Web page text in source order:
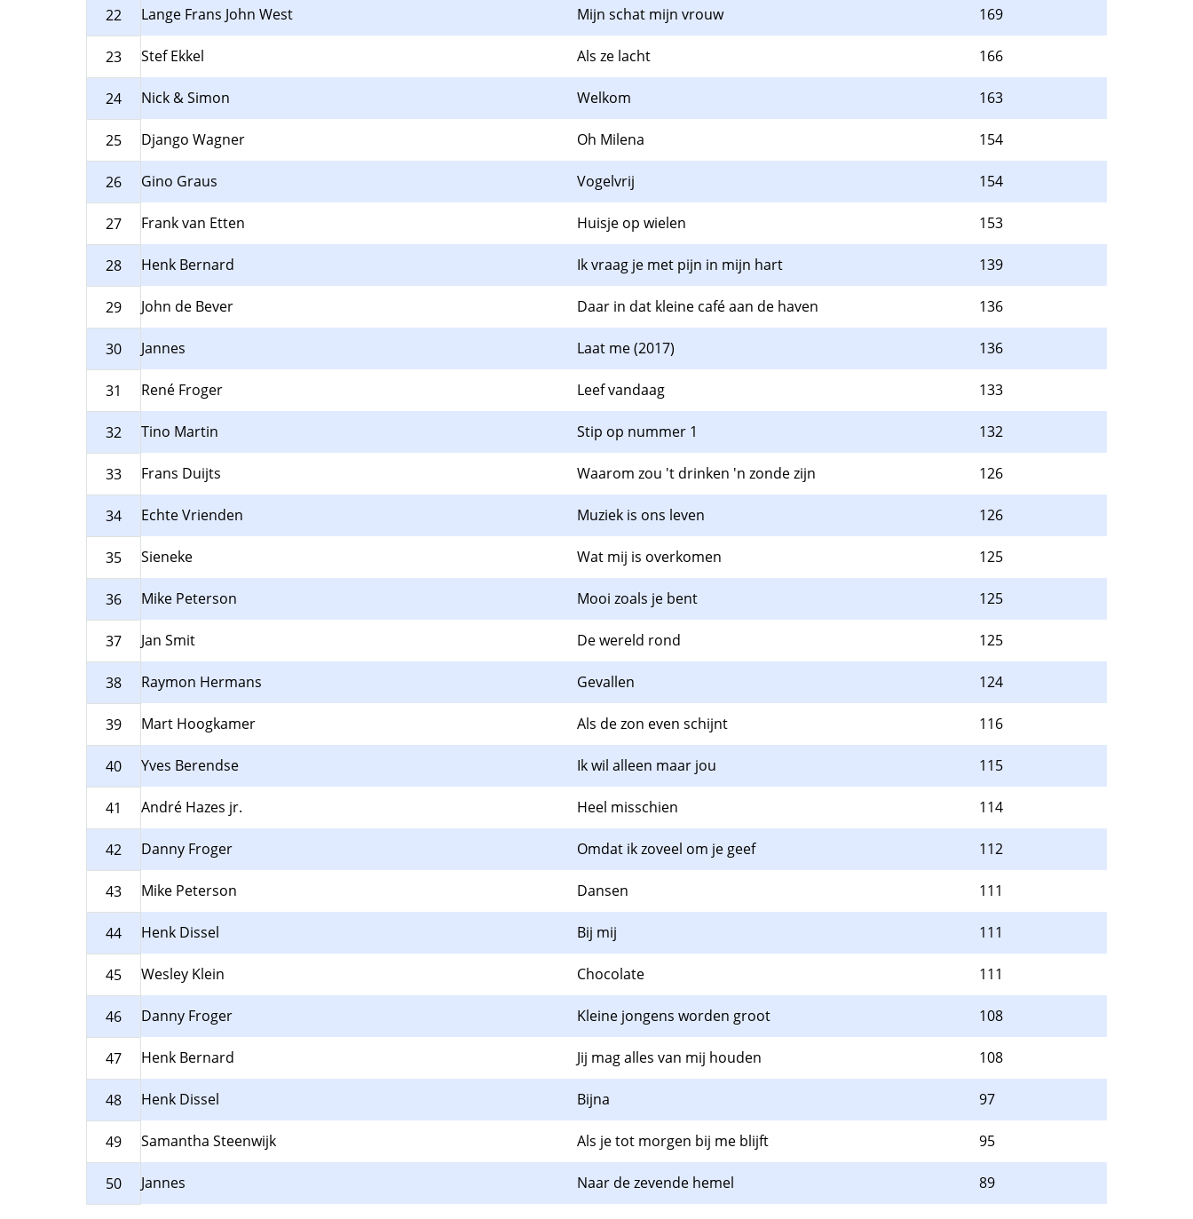
22 Lange Frans John West Mijn schat mijn vrouw 169
23 Stef Ekkel Als ze lacht 166
24 Nick & Simon Welkom 163
25 Django Wagner Oh Milena 154
26 Gino Graus Vogelvrij 154
27 Frank van Etten Huisje op wielen 153
28 Henk Bernard Ik vraag je met pijn in mijn hart 139
29 John de Bever Daar in dat kleine café aan de haven 136
30 Jannes Laat me (2017) 136
31 René Froger Leef vandaag 133
32 Tino Martin Stip op nummer 1 132
33 Frans Duijts Waarom zou 't drinken 'n zonde zijn 126
34 Echte Vrienden Muziek is ons leven 126
35 Sieneke Wat mij is overkomen 125
36 Mike Peterson Mooi zoals je bent 125
37 Jan Smit De wereld rond 125
38 Raymon Hermans Gevallen 124
39 Mart Hoogkamer Als de zon even schijnt 116
40 Yves Berendse Ik wil alleen maar jou 115
41 André Hazes jr. Heel misschien 114
42 Danny Froger Omdat ik zoveel om je geef 112
43 Mike Peterson Dansen 111
44 Henk Dissel Bij mij 111
45 Wesley Klein Chocolate 111
46 Danny Froger Kleine jongens worden groot 108
47 Henk Bernard Jij mag alles van mij houden 108
48 Henk Dissel Bijna 97
49 Samantha Steenwijk Als je tot morgen bij me blijft 95
50 Jannes Naar de zevende hemel 89